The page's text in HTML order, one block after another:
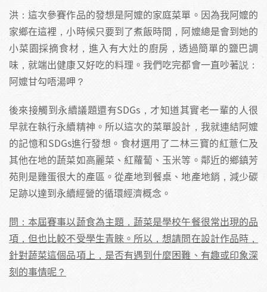
洪：這次參賽作品的發想是阿嬤的家庭菜單。因為我阿嬤的
家鄉在這裡，小時候只要到了煮飯時間，阿嬤總是會到她的
小菜園採摘食材，進入有大灶的廚房，透過簡單的鹽巴調
味，就端出健康又好吃的料理。我們吃完都會一直吵著説：
阿嬤甘勾唔湯呷？
後來接觸到永續議題還有SDGs，才知道其實老一輩的人很
早就在執行永續精神。所以這次的菜單設計，我就連結阿嬤
的記憶和SDGs進行發想。食材選用了二林三寶的紅薏仁及
其他在地的蔬菜如高麗菜、紅蘿蔔、玉米等。鄰近的鄉鎮芳
苑則是雞蛋很大的產區。從產地到餐桌、地產地銷，減少碳
足跡以達到永續經營的循環經濟概念。
問：本屆賽事以蔬食為主題，蔬菜是學校午餐很常出現的品
項，但也比較不受學生青睞。所以，想請問在設計作品時，
針對蔬菜這個品項上，是否有遇到什麼困難、有趣或印象深
刻的事情呢？